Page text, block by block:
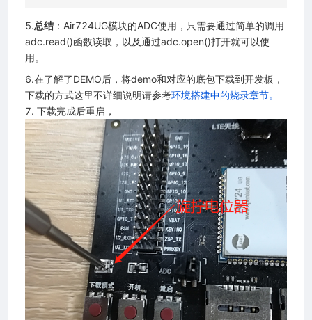
5.总结 ：Air724UG模块的ADC使用，只需要通过简单的调用
adc.read()函数读取，以及通过adc.open()打开就可以使
用。
6.在了解了DEMO后，将demo和对应的底包下载到开发板，
下载的方式这里不详细说明请参考环境搭建中的烧录章节。
7. 下载完成后重启，